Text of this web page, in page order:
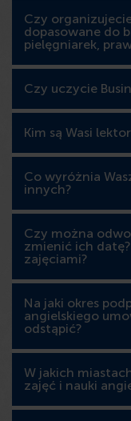
Czy
dopasowane do
pielęgniarek,
Czy uczycie
Kim są Wasi
Co wyróżnia
innych?
Czy można
zmienić ich
zajęciami?
Na jaki okres
angielskiego
odstąpić?
W jakich
zajęć i nauki